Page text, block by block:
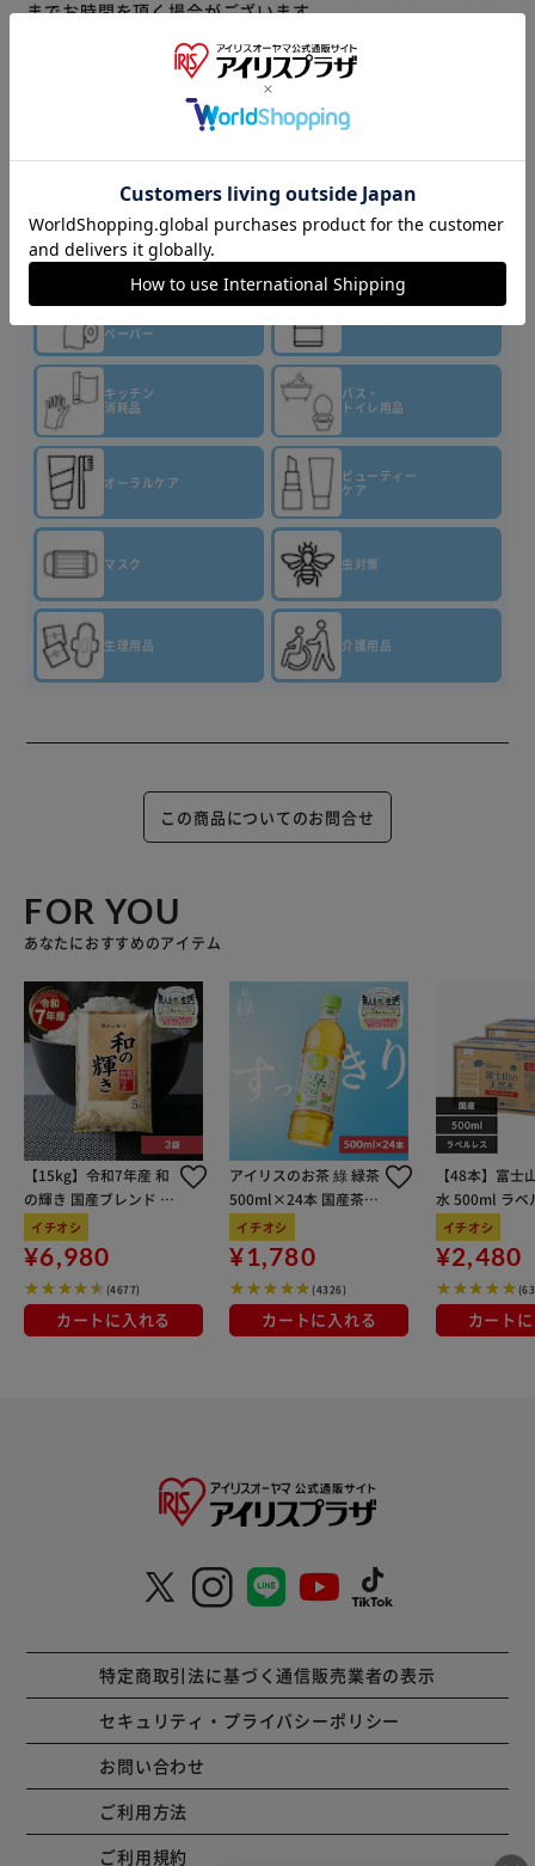
までお時間を頂く場合がございます。
また、商品がメーカーにて完売となっていた場合、キャンセ
ル又は注文内容の変更をお願いいたしております。
予めご了承くださいますようお願いいたします。
商品はアイリスプラザがセレクトしたオススメ商品です。
商品情報
▼その他 商品はこちら▼
ティッシュ・
ペーパー
キッチン
消耗品
バス・
トイレ用品
オーラルケア
ビューティー
ケア
マスク 虫対策
生理用品 介護用品
この商品についてのお問合せ
FOR YOU
あなたにおすすめのアイテム
【15kg】令和7年産 和
の輝き 国産ブレンド 5
kg×3袋
イチオシ
¥6,980
(4677)
カートに入れる
アイリスのお茶 綠 緑茶
500ml×24本 国産茶葉
100％使用
イチオシ
¥1,780
(4326)
カートに入れる
【48本】富士
水 500ml ラベ
イチオシ
¥2,480
カート
特定商取引法に基づく通信販売業者の表示
セキュリティ・プライバシーポリシー
お問い合わせ
ご利用方法
ご利用規約